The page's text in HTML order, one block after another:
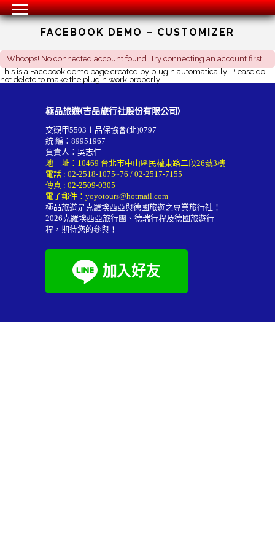
FACEBOOK DEMO – CUSTOMIZER
Whoops! No connected account found. Try connecting an account first.
This is a Facebook demo page created by plugin automatically. Please do
not delete to make the plugin work properly.
極品旅遊(吉品旅行社股份有限公司)
交觀甲5503∣品保協會(北)0797
統 編：89951967
負責人：吳志仁
地 址：10469 台北市中山區民權東路二段26號3樓
電話 : 02-2518-1075~76 / 02-2517-7155
傳真 : 02-2509-0305
電子郵件： yoyotours@hotmail.com
極品旅遊是克羅埃西亞與德國旅遊之專業旅行社！
2026克羅埃西亞旅行團 、德瑞行程及德國旅遊行
程 ，期待您的參與！